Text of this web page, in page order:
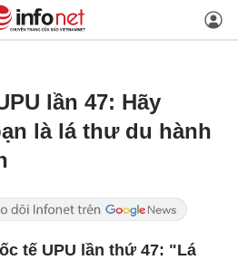
lần 47: Hãy
là lá thư du hành
tế UPU lần thứ 47: "Lá